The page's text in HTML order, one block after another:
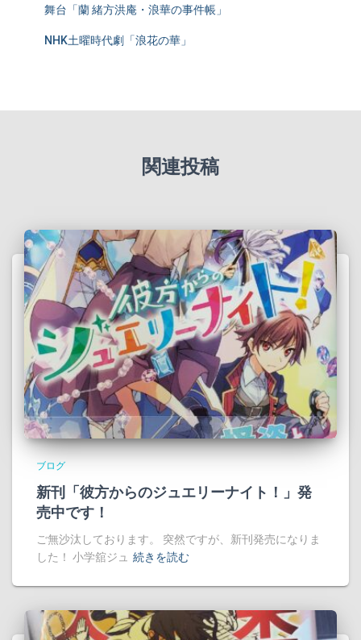
舞台「蘭 緒方洪庵・浪華の事件帳」
NHK土曜時代劇「浪花の華」
関連投稿
ブログ
新刊「彼方からのジュエリーナイト！」発
売中です！
ご無沙汰しております。 突然ですが、新刊発売になりま
した！ 小学舘ジュ 続きを読む